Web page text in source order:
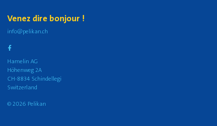
Venez dire bonjour !
info@pelikan.ch
Hamelin AG
Höhenweg 2A
CH-8834 Schindellegi
Switzerland
© 2026 Pelikan